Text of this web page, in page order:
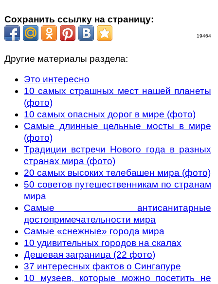
Сохранить ссылку на страницу:
19464
Другие материалы раздела:
Это интересно
10 самых страшных мест нашей планеты
(фото)
10 самых опасных дорог в мире (фото)
Самые длинные цельные мосты в мире
(фото)
Традиции встречи Нового года в разных
странах мира (фото)
20 самых высоких телебашен мира (фото)
50 советов путешественникам по странам
мира
Самые антисанитарные
достопримечательности мира
Самые «снежные» города мира
10 удивительных городов на скалах
Дешевая заграница (22 фото)
37 интересных фактов о Сингапуре
10 музеев, которые можно посетить не